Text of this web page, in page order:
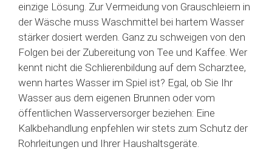
einzige Lösung. Zur Vermeidung von Grauschleiern in
der Wäsche muss Waschmittel bei hartem Wasser
stärker dosiert werden. Ganz zu schweigen von den
Folgen bei der Zubereitung von Tee und Kaffee. Wer
kennt nicht die Schlierenbildung auf dem Scharztee,
wenn hartes Wasser im Spiel ist? Egal, ob Sie Ihr
Wasser aus dem eigenen Brunnen oder vom
öffentlichen Wasserversorger beziehen: Eine
Kalkbehandlung enpfehlen wir stets zum Schutz der
Rohrleitungen und Ihrer Haushaltsgeräte.